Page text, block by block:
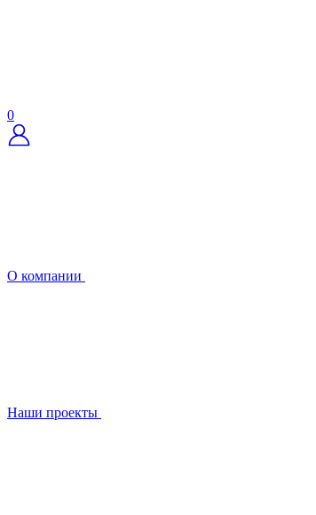
0
О компании
Наши проекты